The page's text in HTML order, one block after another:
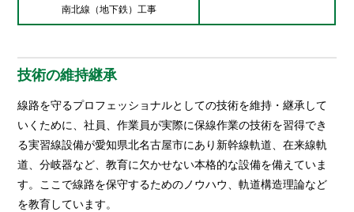
南北線（地下鉄）工事
技術の維持継承
線路を守るプロフェッショナルとしての技術を維持・継承して
いくために、社員、作業員が実際に保線作業の技術を習得でき
る実習線設備が愛知県北名古屋市にあり新幹線軌道、在来線軌
道、分岐器など、教育に欠かせない本格的な設備を備えていま
す。ここで線路を保守するためのノウハウ、軌道構造理論など
を教育しています。